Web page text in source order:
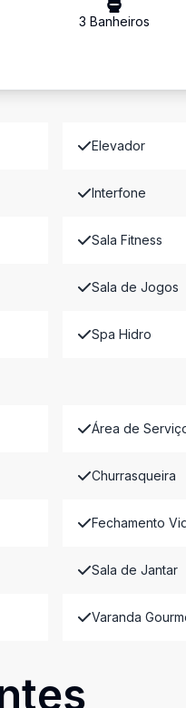
3 Banheiros
Elevador
Interfone
Sala Fitness
Sala de Jogos
Spa Hidro
Área de
Churrasqueira
Fechamento
Sala de Jantar
Varanda